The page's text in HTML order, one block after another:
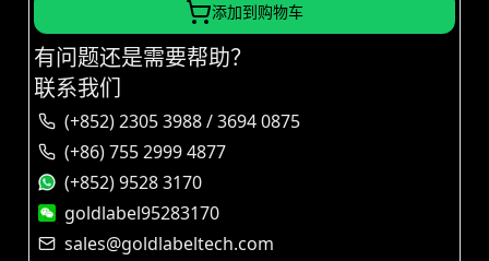
添加到购物车
有问题还是需要帮助？
联系我们
(+852) 2305 3988 / 3694 0875
(+86) 755 2999 4877
(+852) 9528 3170
goldlabel95283170
sales@goldlabeltech.com